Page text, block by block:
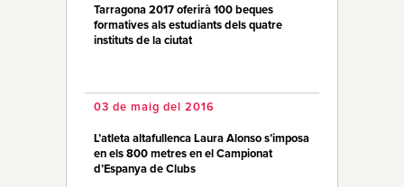
Tarragona 2017 oferirà 100 beques
formatives als estudiants dels quatre
instituts de la ciutat
03 de maig del 2016
L’atleta altafullenca Laura Alonso s’imposa
en els 800 metres en el Campionat
d’Espanya de Clubs